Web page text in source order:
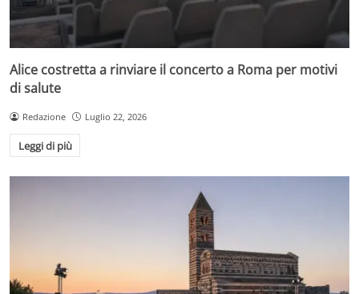
Alice costretta a rinviare il concerto a Roma per motivi
di salute
Redazione Luglio 22, 2026
Leggi di più